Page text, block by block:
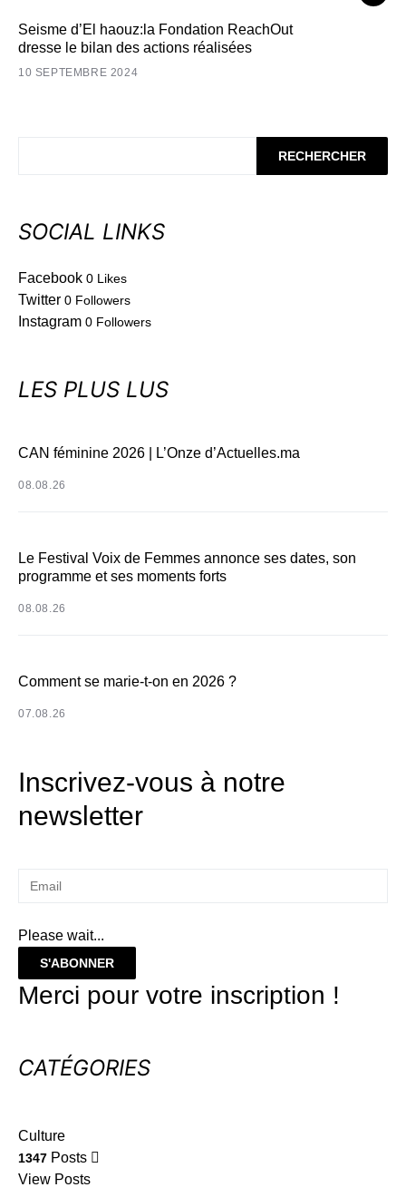
Seisme d’El haouz:la Fondation ReachOut
dresse le bilan des actions réalisées
10 SEPTEMBRE 2024
RECHERCHER
SOCIAL LINKS
Facebook 0 Likes
Twitter 0 Followers
Instagram 0 Followers
LES PLUS LUS
CAN féminine 2026 | L’Onze d’Actuelles.ma
08.08.26
Le Festival Voix de Femmes annonce ses dates, son
programme et ses moments forts
08.08.26
Comment se marie-t-on en 2026 ?
07.08.26
Inscrivez-vous à notre
newsletter
Please wait...
S'ABONNER
Merci pour votre inscription !
CATÉGORIES
Culture
1347 Posts
View Posts